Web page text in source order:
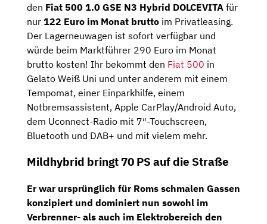
den Fiat 500 1.0 GSE N3 Hybrid DOLCEVITA für
nur 122 Euro im Monat brutto im Privatleasing.
Der Lagerneuwagen ist sofort verfügbar und
würde beim Marktführer 290 Euro im Monat
brutto kosten! Ihr bekommt den Fiat 500 in
Gelato Weiß Uni und unter anderem mit einem
Tempomat, einer Einparkhilfe, einem
Notbremsassistent, Apple CarPlay/Android Auto,
dem Uconnect-Radio mit 7″-Touchscreen,
Bluetooth und DAB+ und mit vielem mehr.
Mildhybrid bringt 70 PS auf die Straße
Er war ursprünglich für Roms schmalen Gassen
konzipiert und dominiert nun sowohl im
Verbrenner- als auch im Elektrobereich den